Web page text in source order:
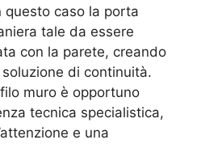
questo caso la porta
tale da essere
con la parete, creando
di continuità.
muro è opportuno
tecnica specialistica,
e una